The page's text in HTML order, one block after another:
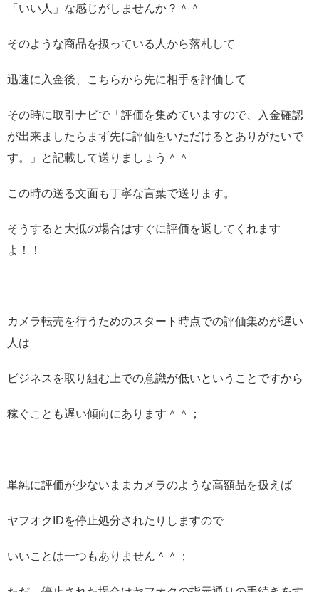
「いい人」な感じがしませんか？＾＾
そのような商品を扱っている人から落札して
迅速に入金後、こちらから先に相手を評価して
その時に取引ナビで「評価を集めていますので、入金確認
が出来ましたらまず先に評価をいただけるとありがたいで
す。」と記載して送りましょう＾＾
この時の送る文面も丁寧な言葉で送ります。
そうすると大抵の場合はすぐに評価を返してくれます
よ！！
カメラ転売を行うためのスタート時点での評価集めが遅い
人は
ビジネスを取り組む上での意識が低いということですから
稼ぐことも遅い傾向にあります＾＾；
単純に評価が少ないままカメラのような高額品を扱えば
ヤフオクIDを停止処分されたりしますので
いいことは一つもありません＾＾；